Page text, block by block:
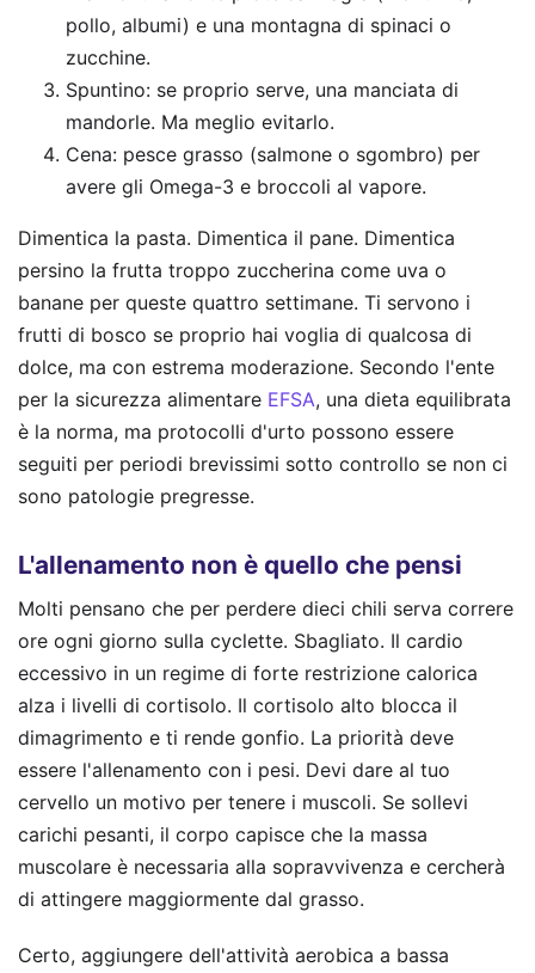
pollo, albumi) e una montagna di spinaci o
zucchine.
Spuntino: se proprio serve, una manciata di
mandorle. Ma meglio evitarlo.
Cena: pesce grasso (salmone o sgombro) per
avere gli Omega-3 e broccoli al vapore.
Dimentica la pasta. Dimentica il pane. Dimentica
persino la frutta troppo zuccherina come uva o
banane per queste quattro settimane. Ti servono i
frutti di bosco se proprio hai voglia di qualcosa di
dolce, ma con estrema moderazione. Secondo l'ente
per la sicurezza alimentare EFSA, una dieta equilibrata
è la norma, ma protocolli d'urto possono essere
seguiti per periodi brevissimi sotto controllo se non ci
sono patologie pregresse.
L'allenamento non è quello che pensi
Molti pensano che per perdere dieci chili serva correre
ore ogni giorno sulla cyclette. Sbagliato. Il cardio
eccessivo in un regime di forte restrizione calorica
alza i livelli di cortisolo. Il cortisolo alto blocca il
dimagrimento e ti rende gonfio. La priorità deve
essere l'allenamento con i pesi. Devi dare al tuo
cervello un motivo per tenere i muscoli. Se sollevi
carichi pesanti, il corpo capisce che la massa
muscolare è necessaria alla sopravvivenza e cercherà
di attingere maggiormente dal grasso.
Certo, aggiungere dell'attività aerobica a bassa